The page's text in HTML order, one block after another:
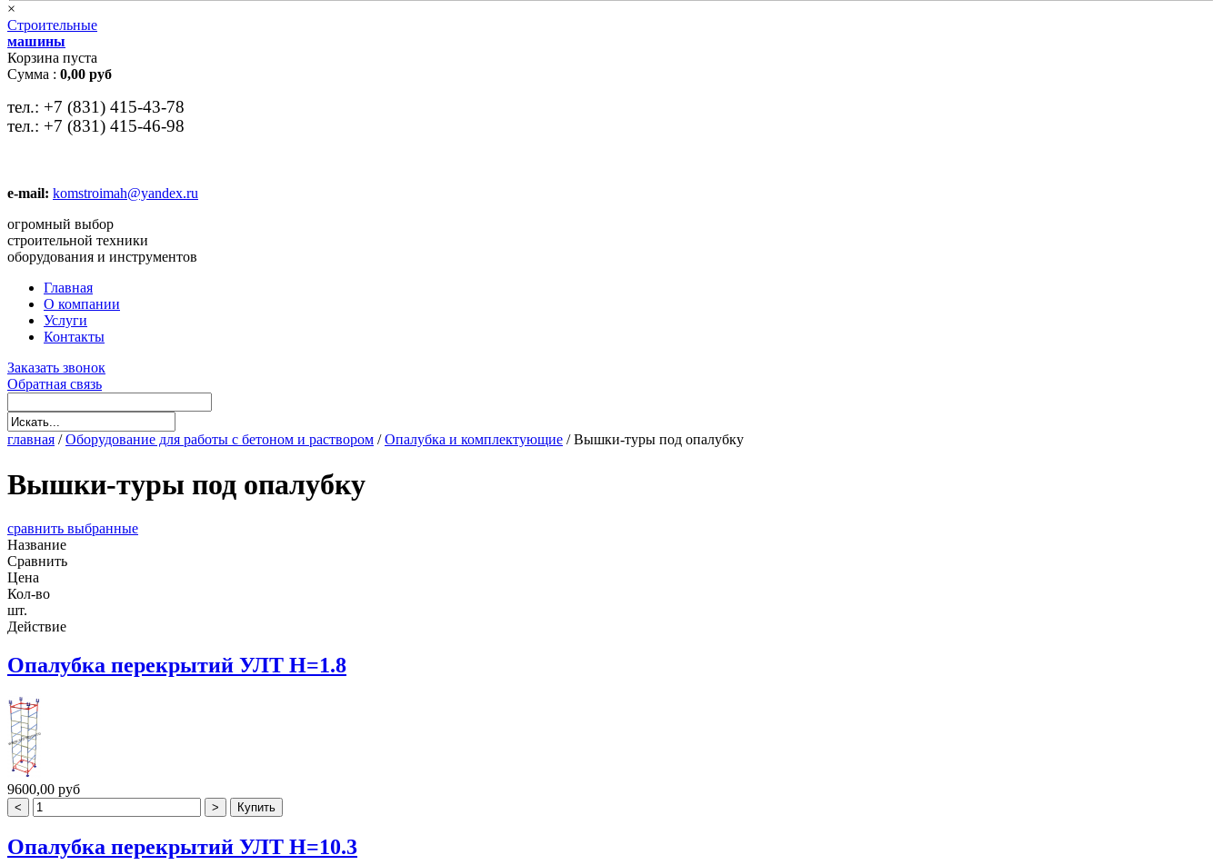
×
Строительные
машины
Корзина пуста
Сумма : 0,00 руб
тел.: +7 (831) 415-43-78
тел.: +7 (831) 415-46-98
e-mail: komstroimah@yandex.ru
огромный выбор
строительной техники
оборудования и инструментов
Главная
О компании
Услуги
Контакты
Заказать звонок
Обратная связь
главная /Оборудование для работы с бетоном и раствором /Опалубка и комплектующие /Вышки-туры под опалубку
Вышки-туры под опалубку
сравнить выбранные
Название
Сравнить
Цена
Кол-во
шт.
Действие
Опалубка перекрытий УЛТ H=1.8
9600,00 руб
Опалубка перекрытий УЛТ H=10.3